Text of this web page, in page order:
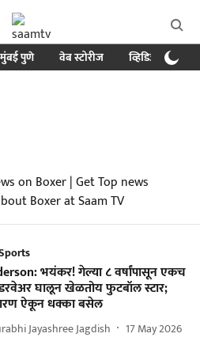
मुंबई पुणे वेब स्टोरीज व्हिडिओ
on Boxer | Get Top news
Boxer at Saam TV
भयंकर! गेल्या ८ वर्षांपासून एकच
घालून खेळतोय फुटबॉल स्टार;
ऐकून धक्का बसेल
Jayashree Jagdish
17 May 2026